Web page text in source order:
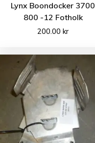
Lynx Boondocker 3700
800 -12 Fotholk
200.00kr